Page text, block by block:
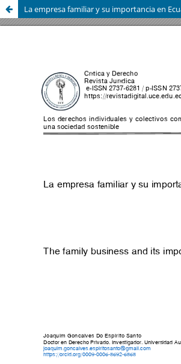
La empresa familiar y su importancia en